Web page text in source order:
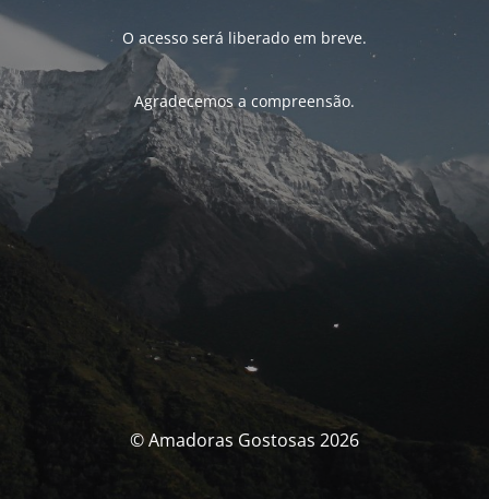
O acesso será liberado em breve.
Agradecemos a compreensão.
© Amadoras Gostosas 2026